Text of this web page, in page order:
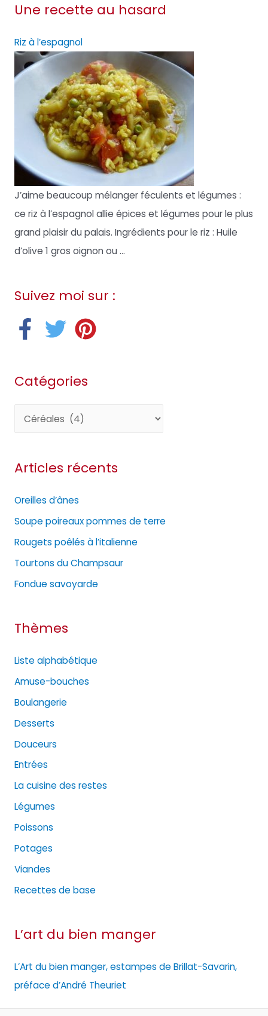
Une recette au hasard
Riz à l’espagnol
J’aime beaucoup mélanger féculents et légumes :
ce riz à l’espagnol allie épices et légumes pour le plus
grand plaisir du palais. Ingrédients pour le riz : Huile
d’olive 1 gros oignon ou ...
Suivez moi sur :
Catégories
é
o
r
i
e
s
Articles récents
Oreilles d’ânes
Soupe poireaux pommes de terre
Rougets poêlés à l’italienne
Tourtons du Champsaur
Fondue savoyarde
Thèmes
Liste alphabétique
Amuse-bouches
Boulangerie
Desserts
Douceurs
Entrées
La cuisine des restes
Légumes
Poissons
Potages
Viandes
Recettes de base
L’art du bien manger
L’Art du bien manger, estampes de Brillat-Savarin,
préface d’André Theuriet